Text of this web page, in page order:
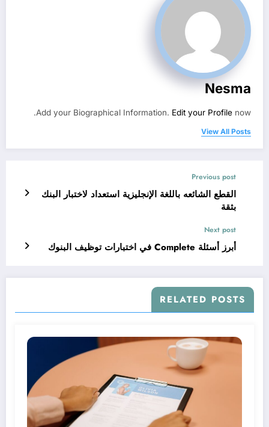
Nesma
Add your Biographical Information. Edit your Profile now.
View All Posts
Previous post
القطع الشائعه باللغة الإنجليزية استعداد لاختبار البنك
بثقة
Next post
أبرز أسئلة Complete في اختبارات توظيف البنوك
RELATED POSTS